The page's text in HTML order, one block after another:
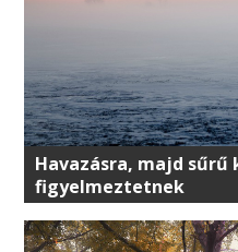
Havazásra, majd sűrű
figyelmeztetnek